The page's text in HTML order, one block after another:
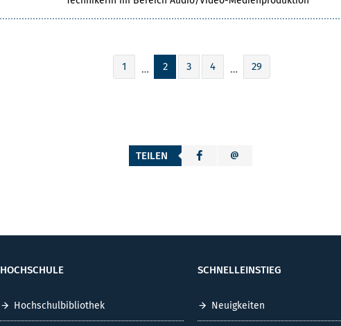
1 … 2 3 4 … 29
TEILEN
HOCHSCHULE
Hochschulbibliothek
SCHNELLEINSTIEG
Neuigkeiten